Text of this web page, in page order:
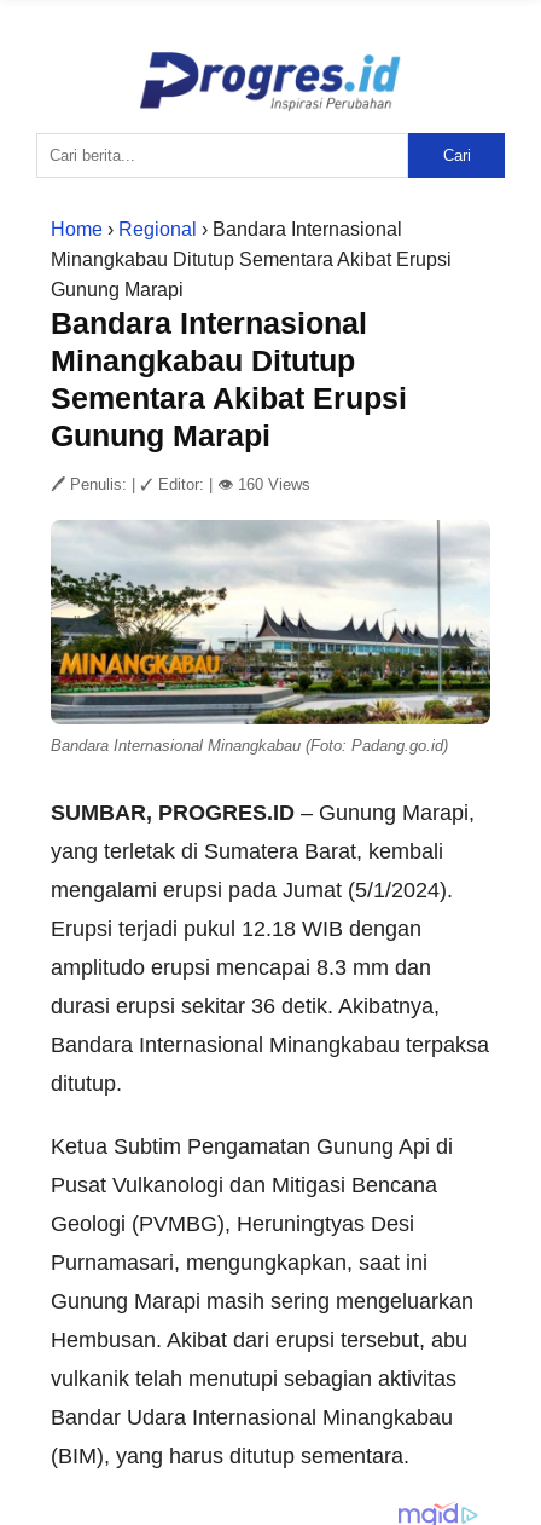
Cari
Home › Regional › Bandara Internasional
Minangkabau Ditutup Sementara Akibat Erupsi
Gunung Marapi
Bandara Internasional
Minangkabau Ditutup
Sementara Akibat Erupsi
Gunung Marapi
🖊 Penulis: ✓ Editor: 👁 160 Views
Bandara Internasional Minangkabau (Foto: Padang.go.id)
SUMBAR, PROGRES.ID – Gunung Marapi,
yang terletak di Sumatera Barat, kembali
mengalami erupsi pada Jumat (5/1/2024).
Erupsi terjadi pukul 12.18 WIB dengan
amplitudo erupsi mencapai 8.3 mm dan
durasi erupsi sekitar 36 detik. Akibatnya,
Bandara Internasional Minangkabau terpaksa
ditutup.
Ketua Subtim Pengamatan Gunung Api di
Pusat Vulkanologi dan Mitigasi Bencana
Geologi (PVMBG), Heruningtyas Desi
Purnamasari, mengungkapkan, saat ini
Gunung Marapi masih sering mengeluarkan
Hembusan. Akibat dari erupsi tersebut, abu
vulkanik telah menutupi sebagian aktivitas
Bandar Udara Internasional Minangkabau
(BIM), yang harus ditutup sementara.